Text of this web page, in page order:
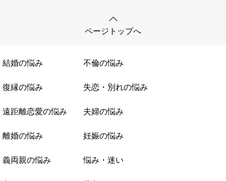
ページトップへ
結婚の悩み 不倫の悩み
復縁の悩み 失恋・別れの悩み
遠距離恋愛の悩み 夫婦の悩み
離婚の悩み 妊娠の悩み
義両親の悩み 悩み・迷い